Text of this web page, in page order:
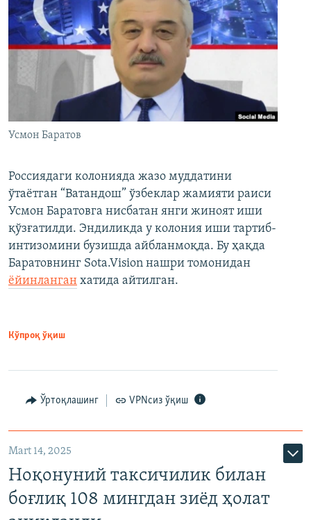
Усмон Баратов
Россиядаги колонияда жазо муддатини
ўтаётган “Ватандош” ўзбеклар жамияти раиси
Усмон Баратовга нисбатан янги жиноят иши
қўзғатилди. Эндиликда у колония иши тартиб-
интизомини бузишда айбланмоқда. Бу ҳақда
Баратовнинг Sota.Vision нашри томонидан
ёйинланган хатида айтилган.
Кўпроқ ўқиш
Ўртоқлашинг VPNсиз ўқиш
Mart 14, 2025
Ноқонуний таксичилик билан
боғлиқ 108 мингдан зиёд ҳолат